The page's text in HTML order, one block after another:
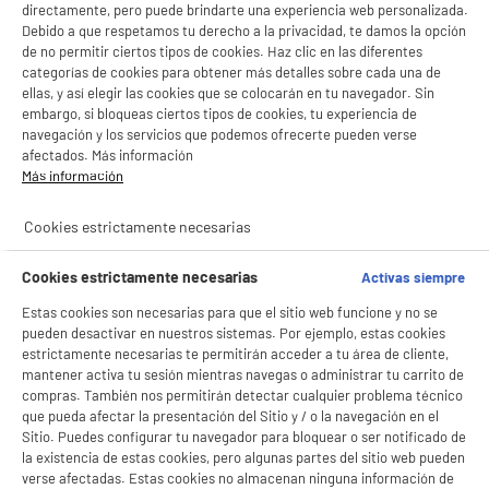
directamente, pero puede brindarte una experiencia web personalizada.
Debido a que respetamos tu derecho a la privacidad, te damos la opción
de no permitir ciertos tipos de cookies. Haz clic en las diferentes
categorías de cookies para obtener más detalles sobre cada una de
ellas, y así elegir las cookies que se colocarán en tu navegador. Sin
embargo, si bloqueas ciertos tipos de cookies, tu experiencia de
navegación y los servicios que podemos ofrecerte pueden verse
afectados. Más información
Más información
Cookies estrictamente necesarias
Cookies estrictamente necesarias
Activas siempre
Estas cookies son necesarias para que el sitio web funcione y no se
pueden desactivar en nuestros sistemas. Por ejemplo, estas cookies
estrictamente necesarias te permitirán acceder a tu área de cliente,
mantener activa tu sesión mientras navegas o administrar tu carrito de
compras. También nos permitirán detectar cualquier problema técnico
que pueda afectar la presentación del Sitio y / o la navegación en el
Sitio. Puedes configurar tu navegador para bloquear o ser notificado de
la existencia de estas cookies, pero algunas partes del sitio web pueden
verse afectadas. Estas cookies no almacenan ninguna información de